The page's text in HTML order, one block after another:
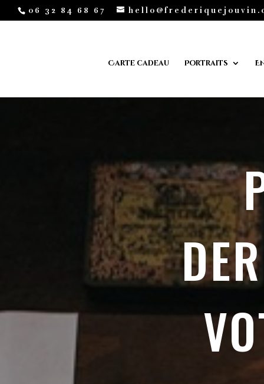
06 32 84 68 67
Carte cadeau Portraits